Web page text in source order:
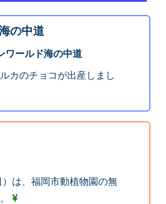
の中道
ワールド海の中道
ルカのチョコが出産しまし
は、福岡市動植物園の無